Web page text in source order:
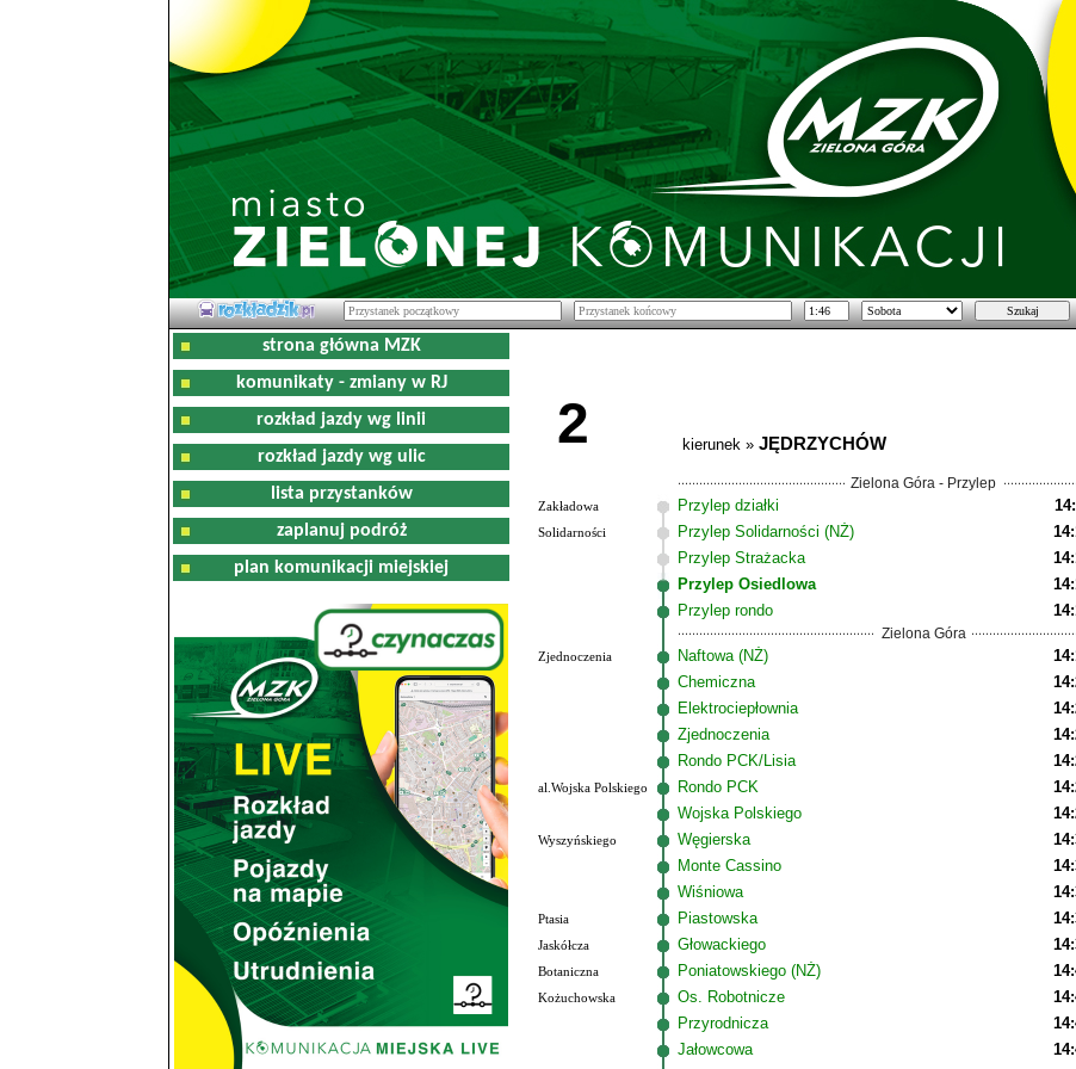
strona główna MZK
komunikaty - zmiany w RJ
rozkład jazdy wg linii
rozkład jazdy wg ulic
lista przystanków
zaplanuj podróż
plan komunikacji miejskiej
2 kierunek » JĘDRZYCHÓW
Zielona Góra - Przylep
Zakładowa Przylep działki
Solidarności Przylep Solidarności (NŻ)
Przylep Strażacka
Przylep Osiedlowa
Przylep rondo
Zielona Góra
Zjednoczenia Naftowa (NŻ)
Chemiczna
Elektrociepłownia
Zjednoczenia
Rondo PCK/Lisia
al.Wojska Polskiego
Rondo PCK
Wojska Polskiego
Wyszyńskiego
Węgierska
Monte Cassino
Wiśniowa
Ptasia
Piastowska
Jaskółcza
Głowackiego
Botaniczna
Poniatowskiego (NŻ)
Kożuchowska
Os. Robotnicze
Przyrodnicza
Jałowcowa